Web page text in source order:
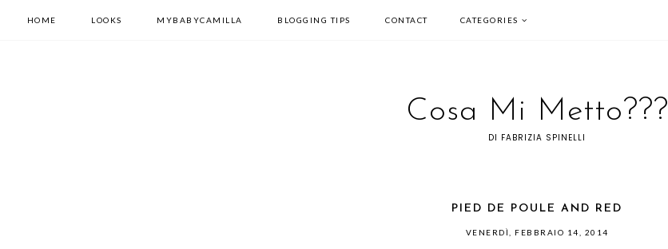
HOME LOOKS MYBABYCAMILLA BLOGGING TIPS CONTACT CATEGORIES
Cosa Mi Metto???
DI FABRIZIA SPINELLI
PIED DE POULE AND RED
VENERDÌ, FEBBRAIO 14, 2014